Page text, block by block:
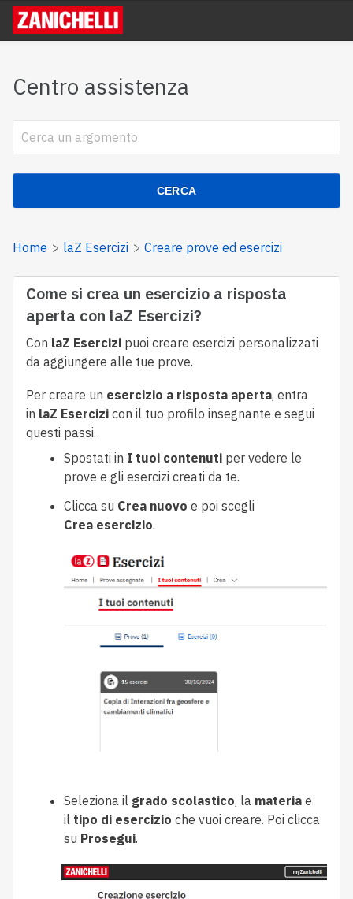
Centro assistenza
CERCA
Home laZ Esercizi Creare prove ed esercizi
Come si crea un esercizio a risposta
aperta con laZ Esercizi?
Con laZ Esercizi puoi creare esercizi personalizzati
da aggiungere alle tue prove.
Per creare un esercizio a risposta aperta, entra
in laZ Esercizi con il tuo profilo insegnante e segui
questi passi.
Spostati in I tuoi contenuti per vedere le
prove e gli esercizi creati da te.
Clicca su Crea nuovo e poi scegli
Crea esercizio.
Seleziona il grado scolastico, la materia e
il tipo di esercizio che vuoi creare. Poi clicca
su Prosegui.